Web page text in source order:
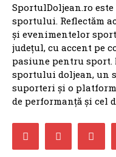
SportulDoljean.ro
sportului. Reflectăm
și evenimentelor
județul, cu accent pe
pasiune pentru sport.
sportului doljean, un
suporteri și o
de performanță și cel